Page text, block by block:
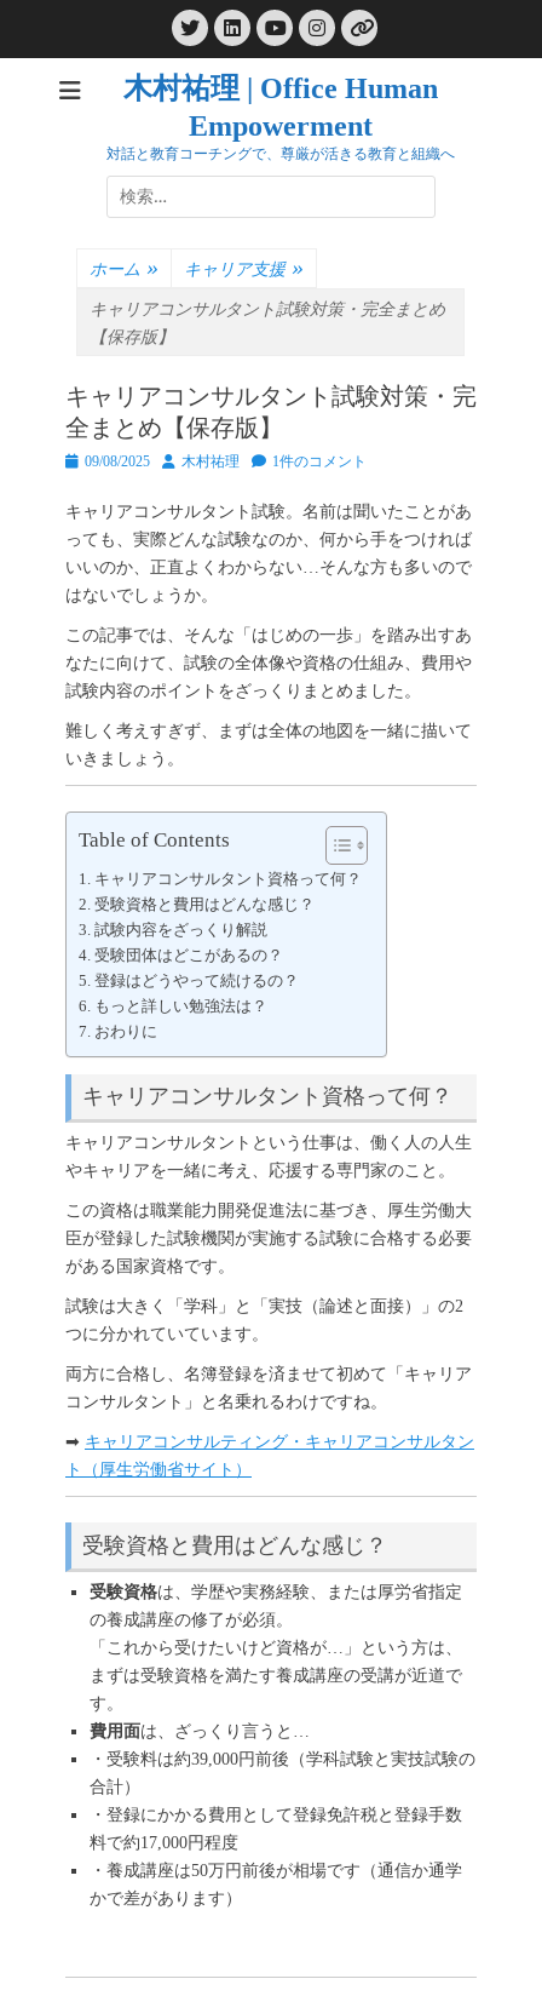
TwitterLinkedIn
YouTube
Instagram
リ
ン
ク
木村祐理 | Office Human
Empowerment
対話と教育コーチングで、尊厳が活きる教育と組織へ
検
索:
ホーム » キャリア支援 »
キャリアコンサルタント試験対策・完全まとめ
【保存版】
キャリアコンサルタント試験対策・完
全まとめ【保存版】
投
日
09/08/2025
投
者
木村祐理 1件のコメント
キャリアコンサルタント試験。名前は聞いたことがあ
っても、実際どんな試験なのか、何から手をつければ
いいのか、正直よくわからない…そんな方も多いので
はないでしょうか。
この記事では、そんな「はじめの一歩」を踏み出すあ
なたに向けて、試験の全体像や資格の仕組み、費用や
試験内容のポイントをざっくりまとめました。
難しく考えすぎず、まずは全体の地図を一緒に描いて
いきましょう。
Table of Contents
キャリアコンサルタント資格って何？
受験資格と費用はどんな感じ？
試験内容をざっくり解説
受験団体はどこがあるの？
登録はどうやって続けるの？
もっと詳しい勉強法は？
おわりに
キャリアコンサルタント資格って何？
キャリアコンサルタントという仕事は、働く人の人生
やキャリアを一緒に考え、応援する専門家のこと。
この資格は職業能力開発促進法に基づき、厚生労働大
臣が登録した試験機関が実施する試験に合格する必要
がある国家資格です。
試験は大きく「学科」と「実技（論述と面接）」の2
つに分かれていています。
両方に合格し、名簿登録を済ませて初めて「キャリア
コンサルタント」と名乗れるわけですね。
➡ キャリアコンサルティング・キャリアコンサルタン
ト（厚生労働省サイト）
受験資格と費用はどんな感じ？
受験資格は、学歴や実務経験、または厚労省指定
の養成講座の修了が必須。
「これから受けたいけど資格が…」という方は、
まずは受験資格を満たす養成講座の受講が近道で
す。
費用面は、ざっくり言うと…
・受験料は約39,000円前後（学科試験と実技試験の
合計）
・登録にかかる費用として登録免許税と登録手数
料で約17,000円程度
・養成講座は50万円前後が相場です（通信か通学
かで差があります）